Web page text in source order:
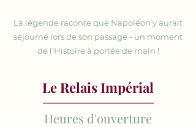
La légende raconte que Napoléon y aurait
séjourné lors de son passage - un moment
de l'Histoire à portée de main !
Le Relais Impérial
Heures d'ouverture